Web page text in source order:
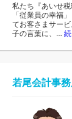
私たち『あいせ
「従業員の幸福
てお客さまサー
子の言葉に、…
若尾会計事